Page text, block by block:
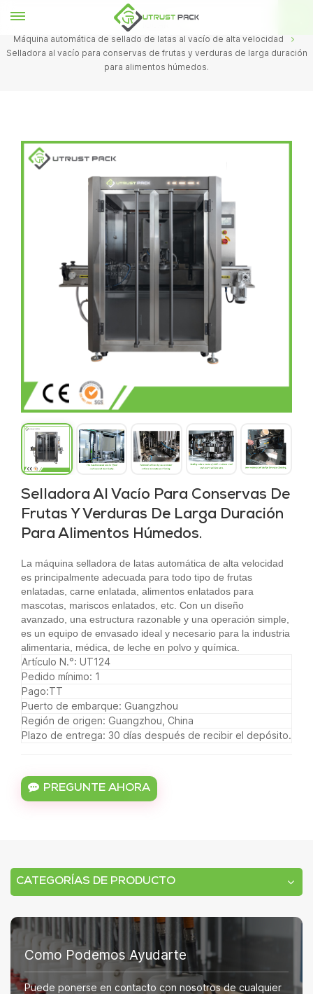
HOGAR
Máquina automática de sellado de latas al vacío de alta velocidad
Selladora al vacío para conservas de frutas y verduras de larga duración
para alimentos húmedos.
Selladora Al Vacío Para Conservas De
Frutas Y Verduras De Larga Duración
Para Alimentos Húmedos.
La máquina selladora de latas automática de alta velocidad
es principalmente adecuada para todo tipo de frutas
enlatadas, carne enlatada, alimentos enlatados para
mascotas, mariscos enlatados, etc. Con un diseño
avanzado, una estructura razonable y una operación simple,
es un equipo de envasado ideal y necesario para la industria
alimentaria, médica, de leche en polvo y química.
Artículo N.°: UT124
Pedido mínimo: 1
Pago:TT
Puerto de embarque: Guangzhou
Región de origen: Guangzhou, China
Plazo de entrega: 30 días después de recibir el depósito.
PREGUNTE AHORA
CATEGORÍAS DE PRODUCTO
Como Podemos Ayudarte
Puede ponerse en contacto con nosotros de cualquier